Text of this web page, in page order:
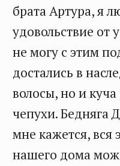
брата Артура, я
удовольствие от
не могу с этим
достались в
волосы, но и
чепухи. Бедняга
мне кажется, вся
нашего дома